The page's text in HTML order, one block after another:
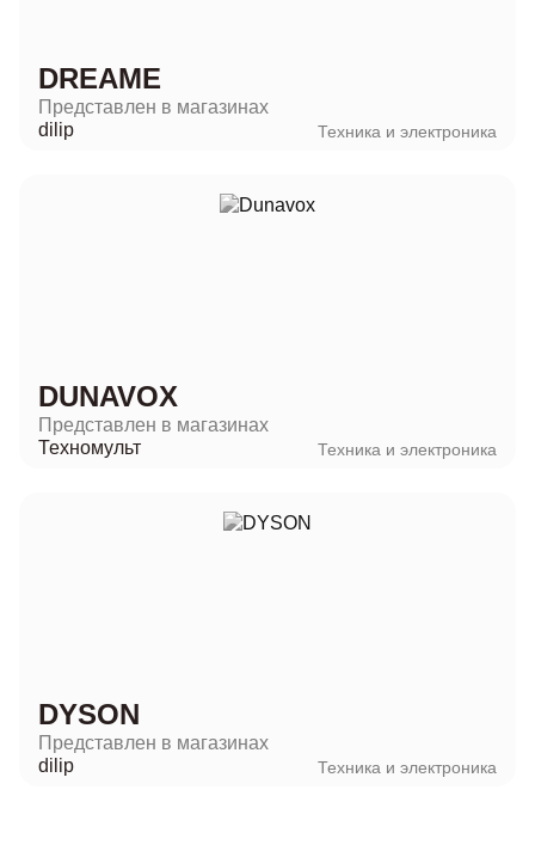
DREAME
Представлен в магазинах
dilip
Техника и электроника
DUNAVOX
Представлен в магазинах
Техномульт
Техника и электроника
DYSON
Представлен в магазинах
dilip
Техника и электроника